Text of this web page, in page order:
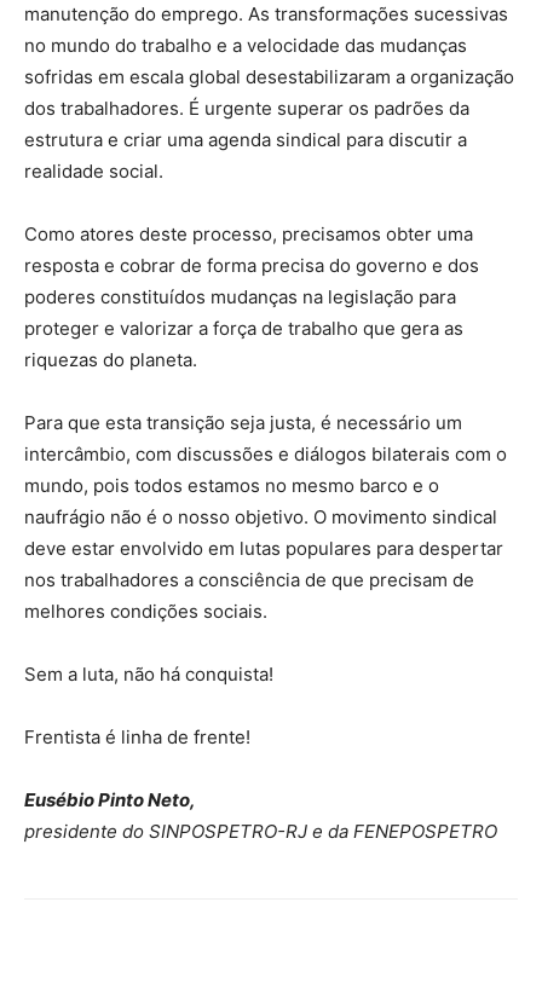
manutenção do emprego. As transformações sucessivas
no mundo do trabalho e a velocidade das mudanças
sofridas em escala global desestabilizaram a organização
dos trabalhadores. É urgente superar os padrões da
estrutura e criar uma agenda sindical para discutir a
realidade social.
Como atores deste processo, precisamos obter uma
resposta e cobrar de forma precisa do governo e dos
poderes constituídos mudanças na legislação para
proteger e valorizar a força de trabalho que gera as
riquezas do planeta.
Para que esta transição seja justa, é necessário um
intercâmbio, com discussões e diálogos bilaterais com o
mundo, pois todos estamos no mesmo barco e o
naufrágio não é o nosso objetivo. O movimento sindical
deve estar envolvido em lutas populares para despertar
nos trabalhadores a consciência de que precisam de
melhores condições sociais.
Sem a luta, não há conquista!
Frentista é linha de frente!
Eusébio Pinto Neto,
presidente do SINPOSPETRO-RJ e da FENEPOSPETRO